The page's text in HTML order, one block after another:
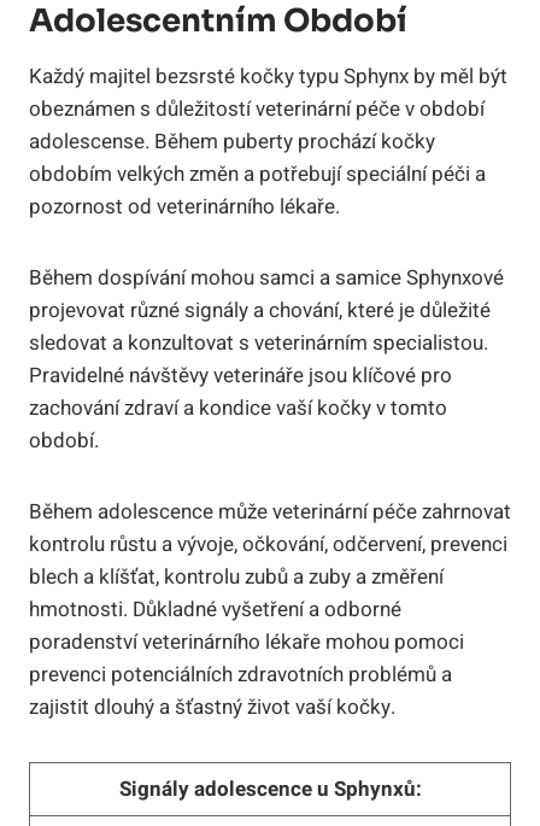
Adolescentním Období
Každý majitel bezsrsté kočky typu Sphynx by měl být
obeznámen s důležitostí veterinární péče v období
adolescense. Během puberty prochází kočky
obdobím velkých změn a potřebují speciální péči a
pozornost od veterinárního lékaře.
Během dospívání mohou samci a samice Sphynxové
projevovat různé signály a chování, které je důležité
sledovat a konzultovat s veterinárním specialistou.
Pravidelné návštěvy veterináře jsou klíčové pro
zachování zdraví a kondice vaší kočky v tomto
období.
Během adolescence může veterinární péče zahrnovat
kontrolu růstu a vývoje, očkování, odčervení, prevenci
blech a klíšťat, kontrolu zubů a zuby a změření
hmotnosti. Důkladné vyšetření a odborné
poradenství veterinárního lékaře mohou pomoci
prevenci potenciálních zdravotních problémů a
zajistit dlouhý a šťastný život vaší kočky.
Signály adolescence u Sphynxů: